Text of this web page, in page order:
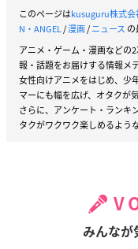
単行本⑤～⑦巻「時の
▼ご予約・ご購入は
アニメイト
D・N・ANGEL
このページはkusuguru株式会
N・ANGEL/漫画/ニュース
アニメ・ゲーム・漫画などの
報・話題をお届けする情報メ
女性向けアニメをはじめ、少
マーにも幅を広げ、オタクが
さらに、アンケート・ランキ
タクがワクワク楽しめるよう
みんなが